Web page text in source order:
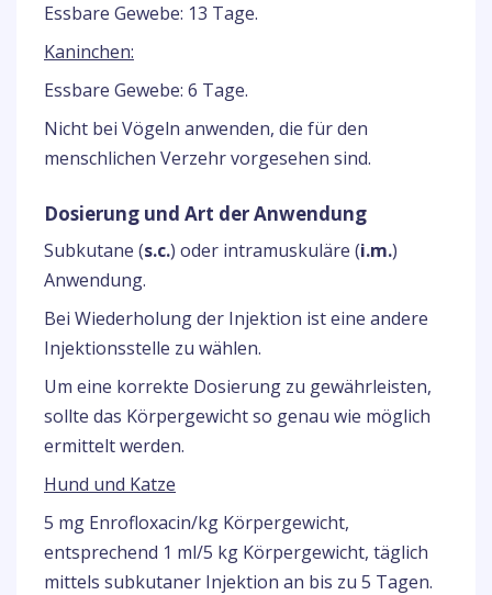
Essbare Gewebe: 13 Tage.
Kaninchen:
Essbare Gewebe: 6 Tage.
Nicht bei Vögeln anwenden, die für den
menschlichen Verzehr vorgesehen sind.
Dosierung und Art der Anwendung
Subkutane (s.c.) oder intramuskuläre (i.m.)
Anwendung.
Bei Wiederholung der Injektion ist eine andere
Injektionsstelle zu wählen.
Um eine korrekte Dosierung zu gewährleisten,
sollte das Körpergewicht so genau wie möglich
ermittelt werden.
Hund und Katze
5 mg Enrofloxacin/kg Körpergewicht,
entsprechend 1 ml/5 kg Körpergewicht, täglich
mittels subkutaner Injektion an bis zu 5 Tagen.